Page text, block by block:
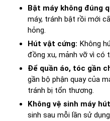
Bật máy không đúng
máy, tránh bật rồi mới
hỏng.
Hút vật cứng: Không
đồng xu, mảnh vỡ vì có
Để quần áo, tóc gần
gần bộ phận quay của
tránh bị tổn thương.
Không vệ sinh máy
sinh sau mỗi lần sử